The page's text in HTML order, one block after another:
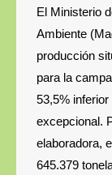
El Ministerio
Ambiente
producción
para la
53,5%
excepcional.
elaboradora,
645.379